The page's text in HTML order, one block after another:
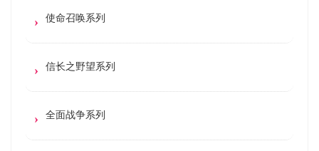
使命召唤系列
信长之野望系列
全面战争系列